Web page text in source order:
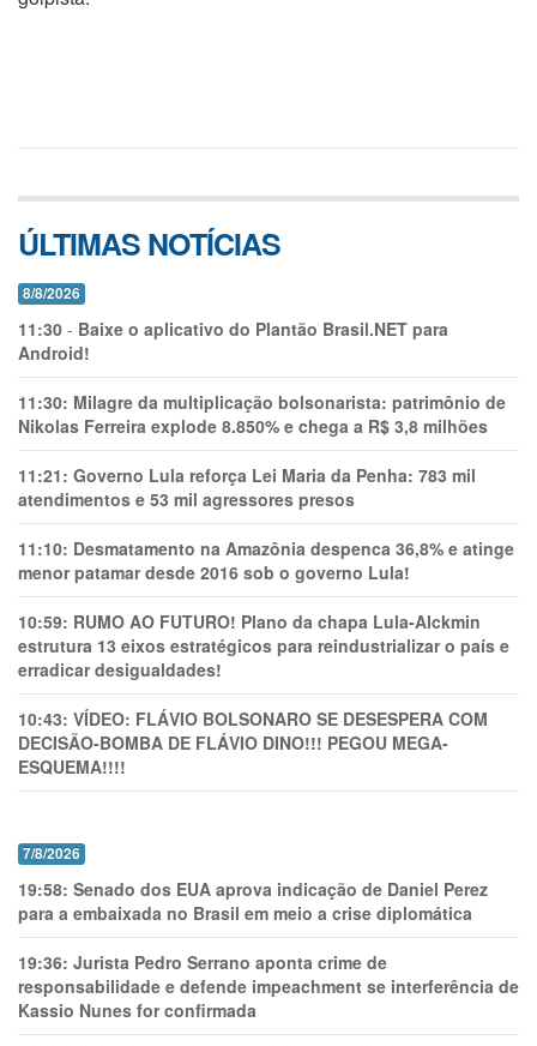
ÚLTIMAS NOTÍCIAS
8/8/2026
11:30 - Baixe o aplicativo do Plantão Brasil.NET para
Android!
11:30: Milagre da multiplicação bolsonarista: patrimônio de
Nikolas Ferreira explode 8.850% e chega a R$ 3,8 milhões
11:21: Governo Lula reforça Lei Maria da Penha: 783 mil
atendimentos e 53 mil agressores presos
11:10: Desmatamento na Amazônia despenca 36,8% e atinge
menor patamar desde 2016 sob o governo Lula!
10:59: RUMO AO FUTURO! Plano da chapa Lula-Alckmin
estrutura 13 eixos estratégicos para reindustrializar o país e
erradicar desigualdades!
10:43: VÍDEO: FLÁVIO BOLSONARO SE DESESPERA COM
DECISÃO-BOMBA DE FLÁVIO DINO!!! PEGOU MEGA-
ESQUEMA!!!!
7/8/2026
19:58: Senado dos EUA aprova indicação de Daniel Perez
para a embaixada no Brasil em meio a crise diplomática
19:36: Jurista Pedro Serrano aponta crime de
responsabilidade e defende impeachment se interferência de
Kassio Nunes for confirmada